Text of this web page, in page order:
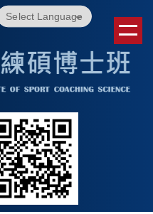
Translate